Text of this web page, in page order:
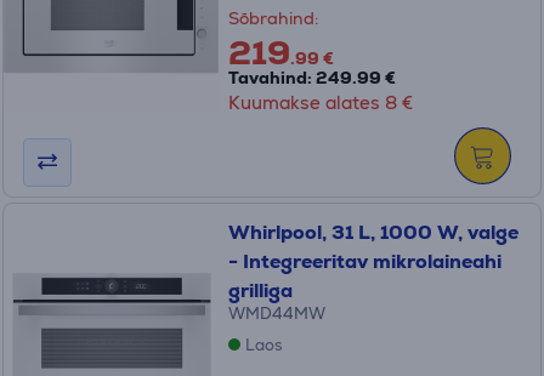
Sõbrahind:
219.99 €
Tavahind: 249.99 €
Kuumakse alates 8 €
Whirlpool, 31 L, 1000 W, valge
- Integreeritav mikrolaineahi
grilliga
WMD44MW
Laos